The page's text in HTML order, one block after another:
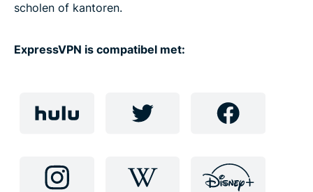
Begin te streamen met ExpressVPN
Waarom zou u ExpressVPN gebruiken?
Neem nu ExpressVPN om alles te ontsluiten wat
internet te bieden heeft
scholen of kantoren.
ExpressVPN is compatibel met: